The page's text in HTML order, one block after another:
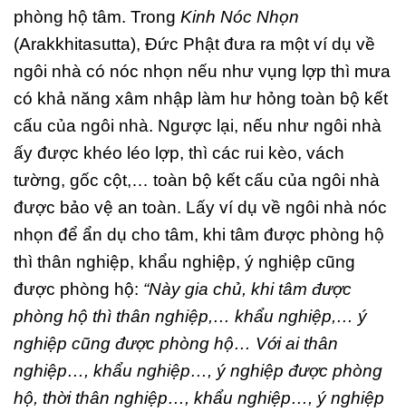
phòng hộ tâm. Trong Kinh Nóc Nhọn
(Arakkhitasutta), Đức Phật đưa ra một ví dụ về
ngôi nhà có nóc nhọn nếu như vụng lợp thì mưa
có khả năng xâm nhập làm hư hỏng toàn bộ kết
cấu của ngôi nhà. Ngược lại, nếu như ngôi nhà
ấy được khéo léo lợp, thì các rui kèo, vách
tường, gốc cột,… toàn bộ kết cấu của ngôi nhà
được bảo vệ an toàn. Lấy ví dụ về ngôi nhà nóc
nhọn để ẩn dụ cho tâm, khi tâm được phòng hộ
thì thân nghiệp, khẩu nghiệp, ý nghiệp cũng
được phòng hộ: “Này gia chủ, khi tâm được
phòng hộ thì thân nghiệp,… khẩu nghiệp,… ý
nghiệp cũng được phòng hộ… Với ai thân
nghiệp…, khẩu nghiệp…, ý nghiệp được phòng
hộ, thời thân nghiệp…, khẩu nghiệp…, ý nghiệp